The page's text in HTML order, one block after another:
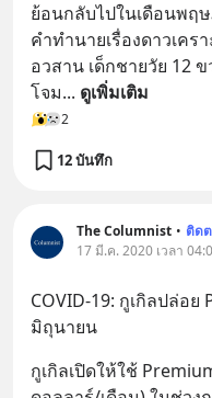
ย้อนกลับไปในเดือนพฤ
คำทำนายเรื่องดาวเคร
อวสาน เด็กชายวัย 12
โจม... ดูเพิ่มเติม
2
12 บันทึก
The Columnist • ติด
17 มี.ค. 2020 เวลา
COVID-19: กูเกิลปล่อ
มิถุนายน
กูเกิลเปิดให้ใช้